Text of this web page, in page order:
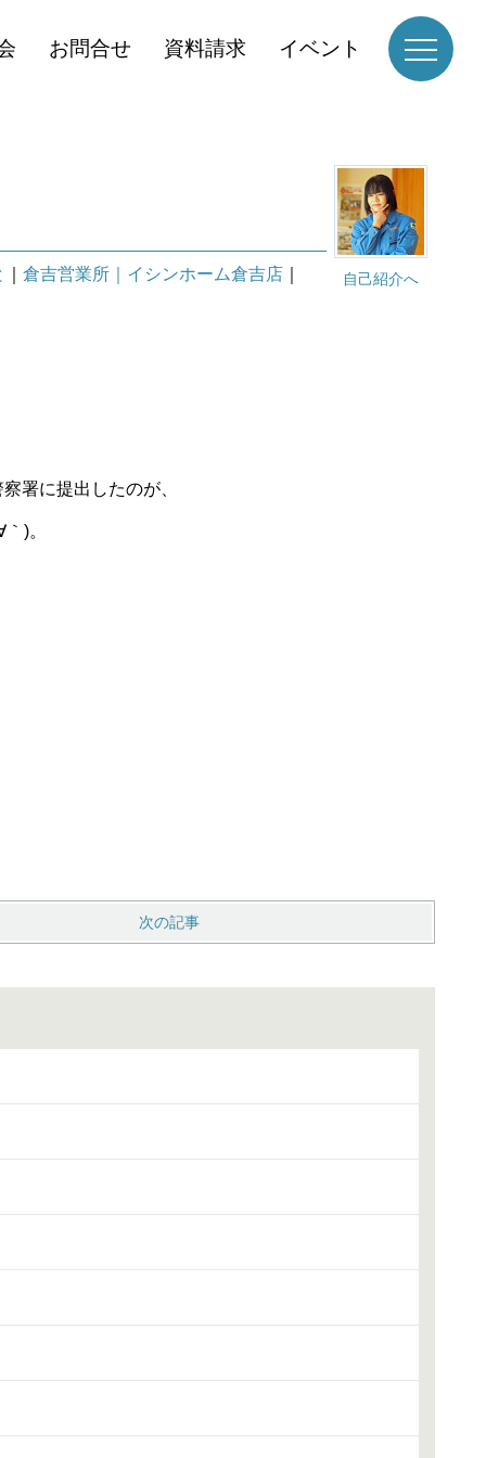
お問合せ 資料請求 イベント
自己紹介へ
倉吉営業所｜イシンホーム倉吉店
署に提出したのが、
)。
次の記事